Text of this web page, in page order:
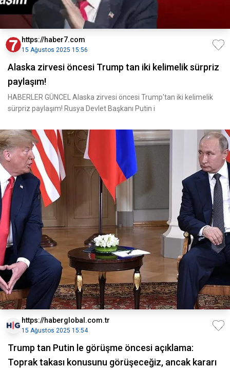
https://haber7.com
15 Ağustos 2025 15:56
Alaska zirvesi öncesi Trump tan iki kelimelik sürpriz
paylaşım!
HABERLER GÜNCEL Alaska zirvesi öncesi Trump'tan iki kelimelik
sürpriz paylaşım! Rusya Devlet Başkanı Putin i
https://haberglobal.com.tr
15 Ağustos 2025 15:54
Trump tan Putin le görüşme öncesi açıklama:
Toprak takası konusunu görüşeceğiz, ancak kararı